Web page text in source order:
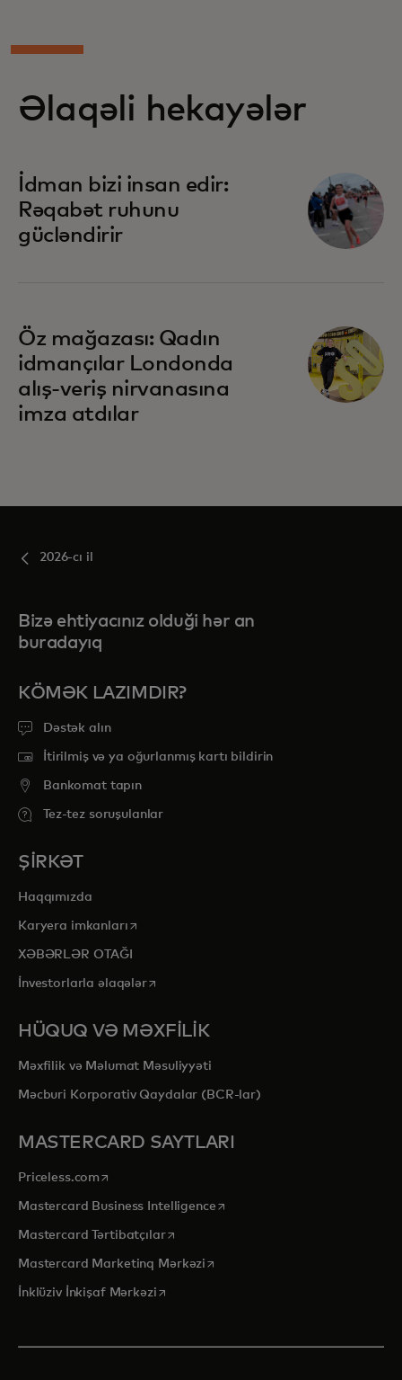
Əlaqəli hekayələr
İdman bizi insan edir:
Rəqabət ruhunu
gücləndirir
Öz mağazası: Qadın
idmançılar Londonda
alış-veriş nirvanasına
imza atdılar
2026-cı il
Bizə ehtiyacınız olduği hər an
buradayıq
KÖMƏK LAZIMDIR?
Dəstək alın
İtirilmiş və ya oğurlanmış kartı bildirin
Bankomat tapın
Tez-tez soruşulanlar
ŞİRKƏT
Haqqımızda
Karyera imkanlarıopens in a new tab
XƏBƏRLƏR OTAĞI
İnvestorlarla əlaqələropens in a new tab
HÜQUQ VƏ MƏXFİLİK
Məxfilik və Məlumat Məsuliyyəti
Məcburi Korporativ Qaydalar (BCR-lar)
MASTERCARD SAYTLARI
Priceless.com opens in a new tab
Mastercard Business Intelligenceopens in a new tab
Mastercard Tərtibatçılaropens in a new tab
Mastercard Marketinq Mərkəzi opens in a new tab
İnklüziv İnkişaf Mərkəziopens in a new tab